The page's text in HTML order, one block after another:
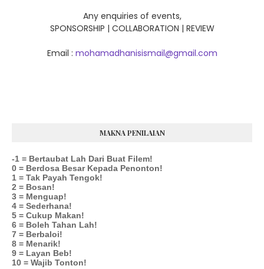
Any enquiries of events,
SPONSORSHIP | COLLABORATION | REVIEW
Email : mohamadhanisismail@gmail.com
MAKNA PENILAIAN
-1 = Bertaubat Lah Dari Buat Filem!
0 = Berdosa Besar Kepada Penonton!
1 = Tak Payah Tengok!
2 = Bosan!
3 = Menguap!
4 = Sederhana!
5 = Cukup Makan!
6 = Boleh Tahan Lah!
7 = Berbaloi!
8 = Menarik!
9 = Layan Beb!
10 = Wajib Tonton!